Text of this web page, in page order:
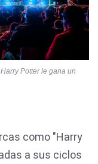
Potter le gana un
como "Harry
a sus ciclos